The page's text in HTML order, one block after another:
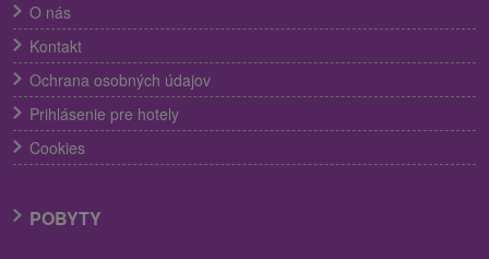
O nás
Kontakt
Ochrana osobných údajov
Prihlásenie pre hotely
Cookies
POBYTY